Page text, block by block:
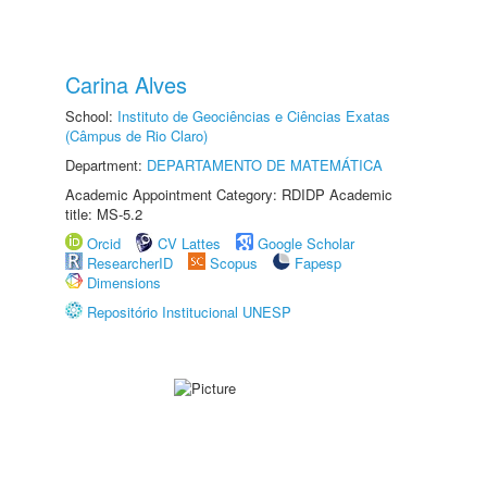
Carina Alves
School: Instituto de Geociências e Ciências Exatas
(Câmpus de Rio Claro)
Department: DEPARTAMENTO DE MATEMÁTICA
Academic Appointment Category: RDIDP Academic
title: MS-5.2
Orcid
CV Lattes
Google Scholar
ResearcherID
Scopus
Fapesp
Dimensions
Repositório Institucional UNESP